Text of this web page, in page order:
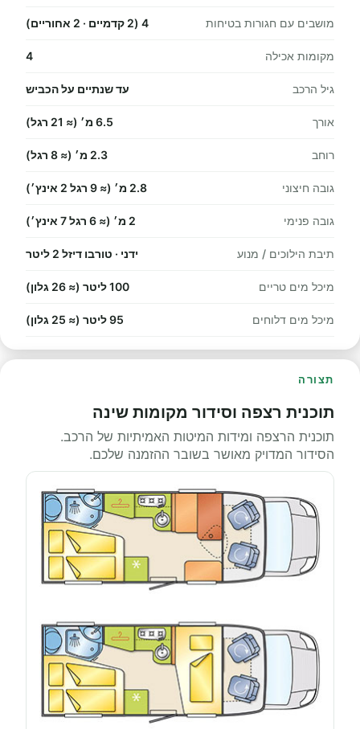
מושבים עם חגורות בטיחות 4 (2 קדמיים · 2 אחוריים)
מקומות אכילה 4
גיל הרכב עד שנתיים על הכביש
אורך 6.5 מ׳ (≈ 21 רגל)
רוחב 2.3 מ׳ (≈ 8 רגל)
גובה חיצוני 2.8 מ׳ (≈ 9 רגל 2 אינץ׳)
גובה פנימי 2 מ׳ (≈ 6 רגל 7 אינץ׳)
תיבת הילוכים / מנוע ידני · טורבו דיזל 2 ליטר
מיכל מים טריים 100 ליטר (≈ 26 גלון)
מיכל מים דלוחים 95 ליטר (≈ 25 גלון)
תצורה
תוכנית רצפה וסידור מקומות שינה
תוכנית הרצפה ומידות המיטות האמיתיות של הרכב.
הסידור המדויק מאושר בשובר ההזמנה שלכם.